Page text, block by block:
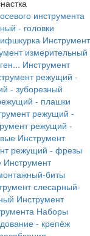
инструмента
- головки
Инструмент
измерительный
Инструмент
режущий -
- зуборезный
- плашки
режущий -
режущий -
Инструмент
режущий - фрезы
Инструмент
биты
слесарный-
Инструмент
Наборы
- крепёж